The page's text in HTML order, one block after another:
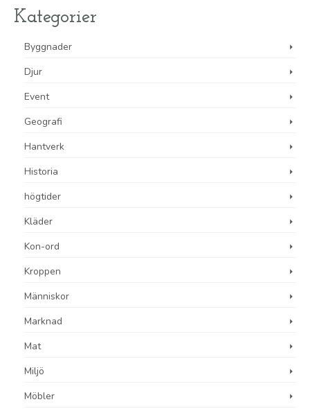
Kategorier
Byggnader
Djur
Event
Geografi
Hantverk
Historia
högtider
Kläder
Kon-ord
Kroppen
Människor
Marknad
Mat
Miljö
Möbler